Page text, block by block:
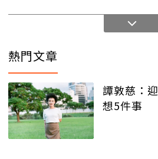
熱門文章
譚敦慈：
想5件事